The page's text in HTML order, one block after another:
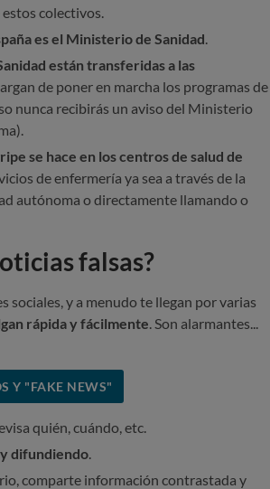
colectivos.
es el Ministerio de Sanidad
están transferidas a las
de poner en marcha los programas de
nunca recibirás un aviso del Ministerio
se hace en los centros de salud de
de enfermería ya sea a través de la
autónoma o directamente llamando o
falsas?
sociales, y a menudo te llegan por varias
rápida y fácilmente . Son alarmantes...
Y "FAKE NEWS"
quién, cuándo, etc.
difundiendo.
comparte información contrastada y